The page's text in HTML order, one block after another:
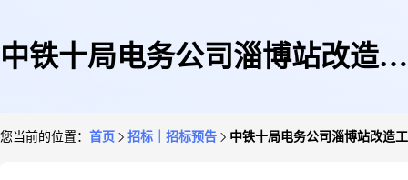
中铁十局电务公司淄博站改造工
您当前的位置： 首页 招标｜招标预告 中铁十局电务公司淄博站改造